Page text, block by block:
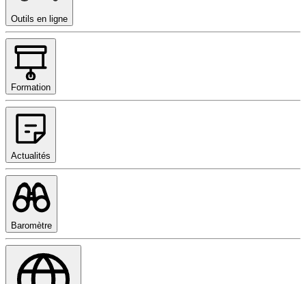
Outils en ligne
Formation
Actualités
Baromètre